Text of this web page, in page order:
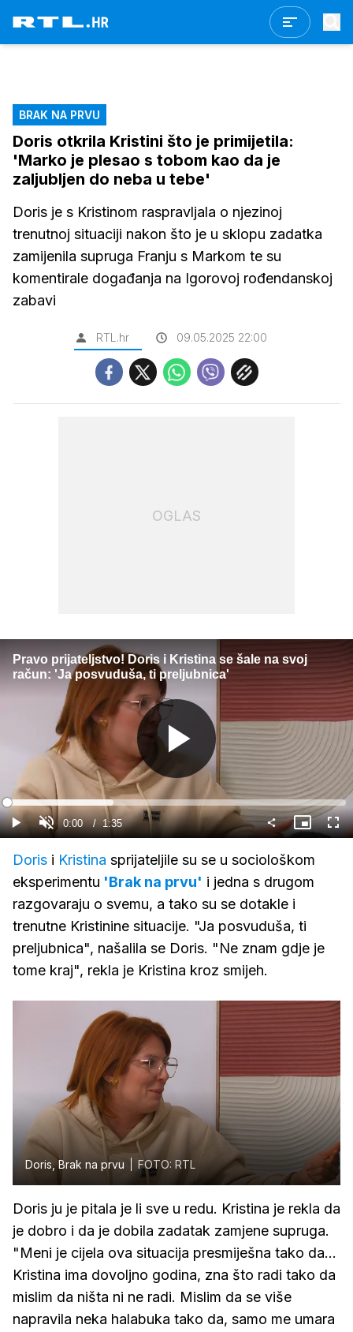
BRAK NA PRVU
Doris otkrila Kristini što je primijetila:
'Marko je plesao s tobom kao da je
zaljubljen do neba u tebe'
Doris je s Kristinom raspravljala o njezinoj
trenutnoj situaciji nakon što je u sklopu zadatka
zamijenila supruga Franju s Markom te su
komentirale događanja na Igorovoj rođendanskoj
zabavi
RTL.hr 09.05.2025 22:00
OGLAS
Pravo prijateljstvo! Doris i Kristina se šale na svoj
račun: 'Ja posvuduša, ti preljubnica'
Gledaj
GledajUpali
zvuk
Current
Time
0:00 / Duration
1:35
Loaded:
31.43%
Slika
u
Doris i Kristina sprijateljile su se u sociološkom
eksperimentu 'Brak na prvu' i jedna s drugom
razgovaraju o svemu, a tako su se dotakle i
trenutne Kristinine situacije. "Ja posvuduša, ti
preljubnica", našalila se Doris. "Ne znam gdje je
tome kraj", rekla je Kristina kroz smijeh.
Doris, Brak na prvu FOTO: RTL
Doris ju je pitala je li sve u redu. Kristina je rekla da
je dobro i da je dobila zadatak zamjene supruga.
"Meni je cijela ova situacija presmiješna tako da...
Kristina ima dovoljno godina, zna što radi tako da
mislim da ništa ni ne radi. Mislim da se više
napravila neka halabuka tako da, samo me umara